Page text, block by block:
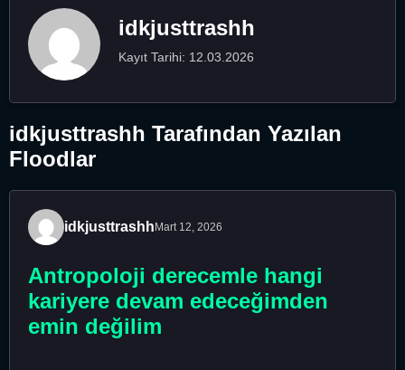
idkjusttrashh
Kayıt Tarihi: 12.03.2026
idkjusttrashh Tarafından Yazılan
Floodlar
idkjusttrashh Mart 12, 2026
Antropoloji derecemle hangi
kariyere devam edeceğimden
emin değilim